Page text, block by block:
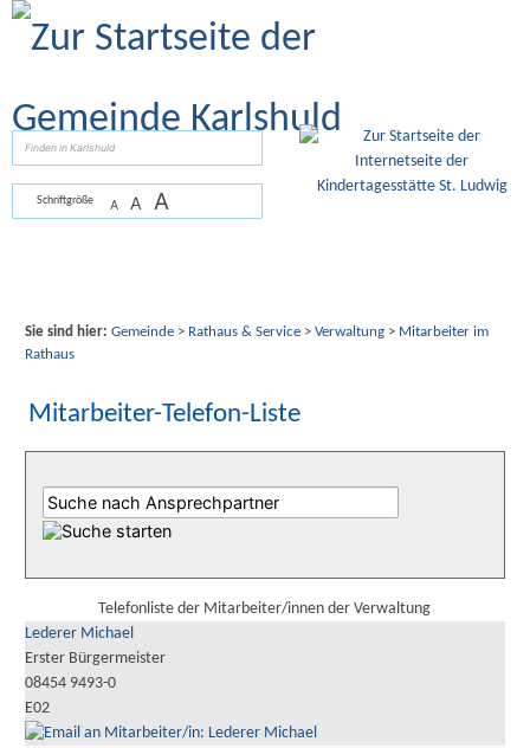
Zum Inhalt
Schriftgröße A A A
Sie sind hier: Gemeinde> Rathaus & Service> Verwaltung> Mitarbeiter im
Rathaus
Mitarbeiter-Telefon-Liste
Telefonliste der Mitarbeiter/innen der Verwaltung
Lederer Michael
Erster Bürgermeister
08454 9493-0
E02